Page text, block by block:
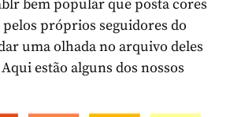
bem popular que posta cores
próprios seguidores do
uma olhada no arquivo deles
estão alguns dos nossos